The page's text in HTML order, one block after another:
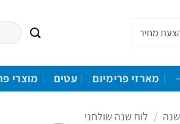
חיפוש
עבור:
מחיר
מארזי פרימיום עטים מוצרי
שנה / לוח שנה שולחני